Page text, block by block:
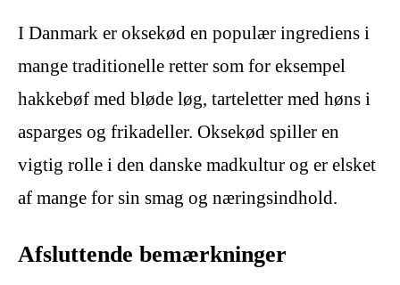
I Danmark er oksekød en populær ingrediens i
mange traditionelle retter som for eksempel
hakkebøf med bløde løg, tarteletter med høns i
asparges og frikadeller. Oksekød spiller en
vigtig rolle i den danske madkultur og er elsket
af mange for sin smag og næringsindhold.
Afsluttende bemærkninger